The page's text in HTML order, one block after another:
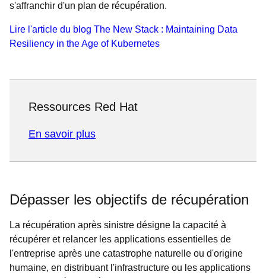
s'affranchir d'un plan de récupération.
Lire l'article du blog The New Stack : Maintaining Data
Resiliency in the Age of Kubernetes
Ressources Red Hat
En savoir plus
Dépasser les objectifs de récupération
La récupération après sinistre désigne la capacité à
récupérer et relancer les applications essentielles de
l'entreprise après une catastrophe naturelle ou d'origine
humaine, en distribuant l'infrastructure ou les applications